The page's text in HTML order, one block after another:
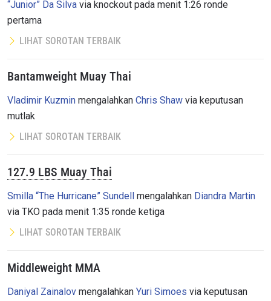
“Junior” Da Silva via knockout pada menit 1:26 ronde
pertama
LIHAT SOROTAN TERBAIK
Bantamweight Muay Thai
Vladimir Kuzmin mengalahkan Chris Shaw via keputusan
mutlak
LIHAT SOROTAN TERBAIK
127.9 LBS Muay Thai
Smilla “The Hurricane” Sundell mengalahkan Diandra Martin
via TKO pada menit 1:35 ronde ketiga
LIHAT SOROTAN TERBAIK
Middleweight MMA
Daniyal Zainalov mengalahkan Yuri Simoes via keputusan